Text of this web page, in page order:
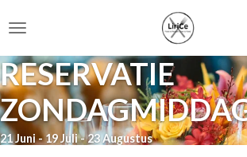
direct
de
hoofdinhoud
RESERVATIE
21 Juni - 19 Juli - 23 Augustus